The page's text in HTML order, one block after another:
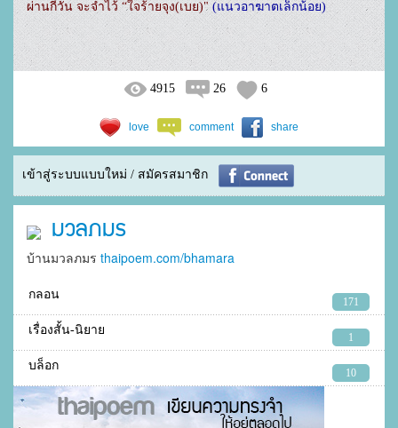
ผ่านกี่วัน จะจำไว้ “ใจร้ายจุง(เบย)" (แนวอาฆาตเล็กน้อย)
4915 26 6
love comment share
เข้าสู่ระบบแบบใหม่ / สมัครสมาชิก
มวลภมร
บ้านมวลภมร thaipoem.com/bhamara
กลอน
171
เรื่องสั้น-นิยาย
1
บล็อก
10